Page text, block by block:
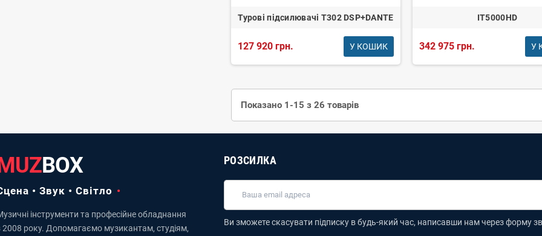
Турові підсилювачі T302 DSP+DANTE
127 920 грн. У КОШИК
IT5000HD
342 975 грн. У
Показано 1-15 з 26 товарів
BOX
• Звук • Світло
інструменти та професійне обладнання
2008 року. Допомагаємо музикантам, студіям,
РОЗСИЛКА
Ви зможете скасувати підписку в будь-який час, написавши нам через форму